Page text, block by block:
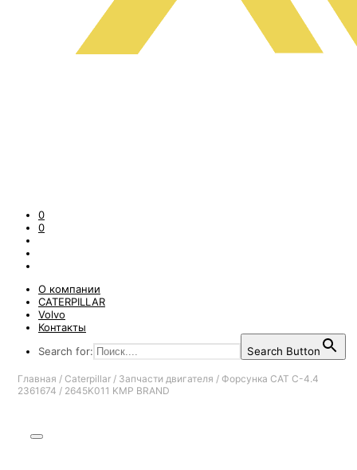
0
0
О компании
CATERPILLAR
Volvo
Контакты
Search for:
Search Button
Главная / Caterpillar / Запчасти двигателя / Форсунка CAT C-4.4
2361674 / 2645K011 KMP BRAND